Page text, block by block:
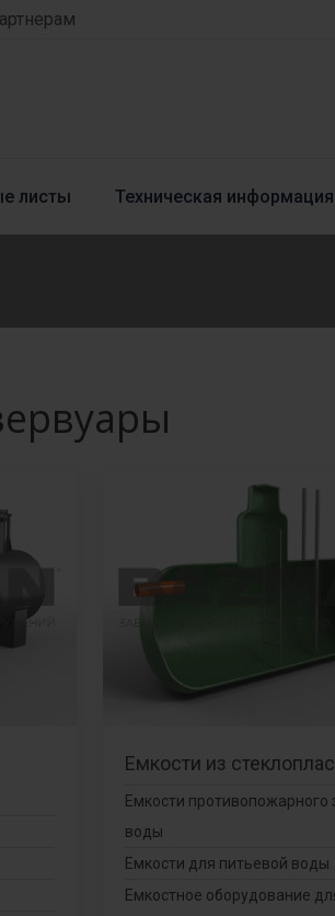
листы Техническая информация
Емкости из
Емкости противопожарного
воды
Емкости для питьевой воды
Емкостное оборудование